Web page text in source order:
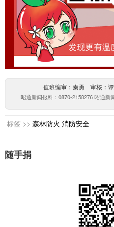
值班编审：秦勇 审核：
昭通新闻报料：0870-2158276 昭通新
标签 >> 森林防火 消防安全
随手捐